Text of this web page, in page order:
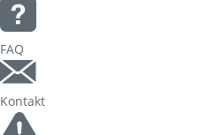
FAQ
Kontakt